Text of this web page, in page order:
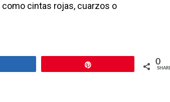
como cintas rojas, cuarzos o
0